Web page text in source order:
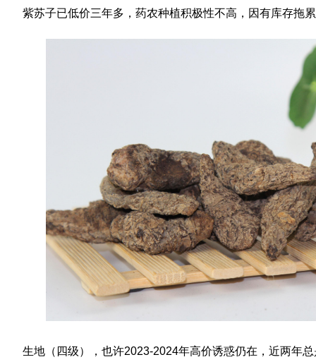
紫苏子已低价三年多，药农种植积极性不高，因有库存拖
生地（四级），也许2023-2024年高价诱惑仍在，近两年